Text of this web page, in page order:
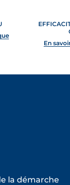
En
la démarche